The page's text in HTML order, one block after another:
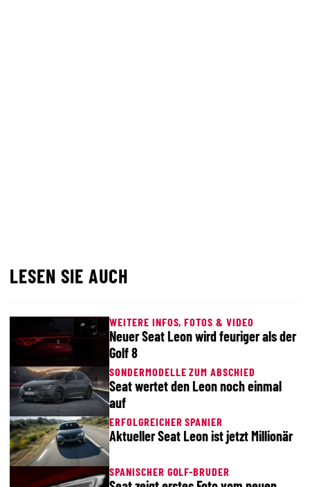
LESEN SIE AUCH
WEITERE INFOS, FOTOS & VIDEO
Neuer Seat Leon wird feuriger als der
Golf 8
SONDERMODELLE ZUM ABSCHIED
Seat wertet den Leon noch einmal
auf
ERFOLGREICHER SPANIER
Aktueller Seat Leon ist jetzt Millionär
SPANISCHER GOLF-BRUDER